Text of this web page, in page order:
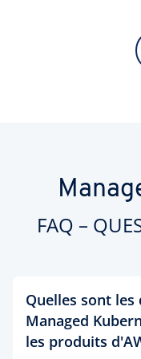
FAQ –
Quelles sont
Managed
les produits